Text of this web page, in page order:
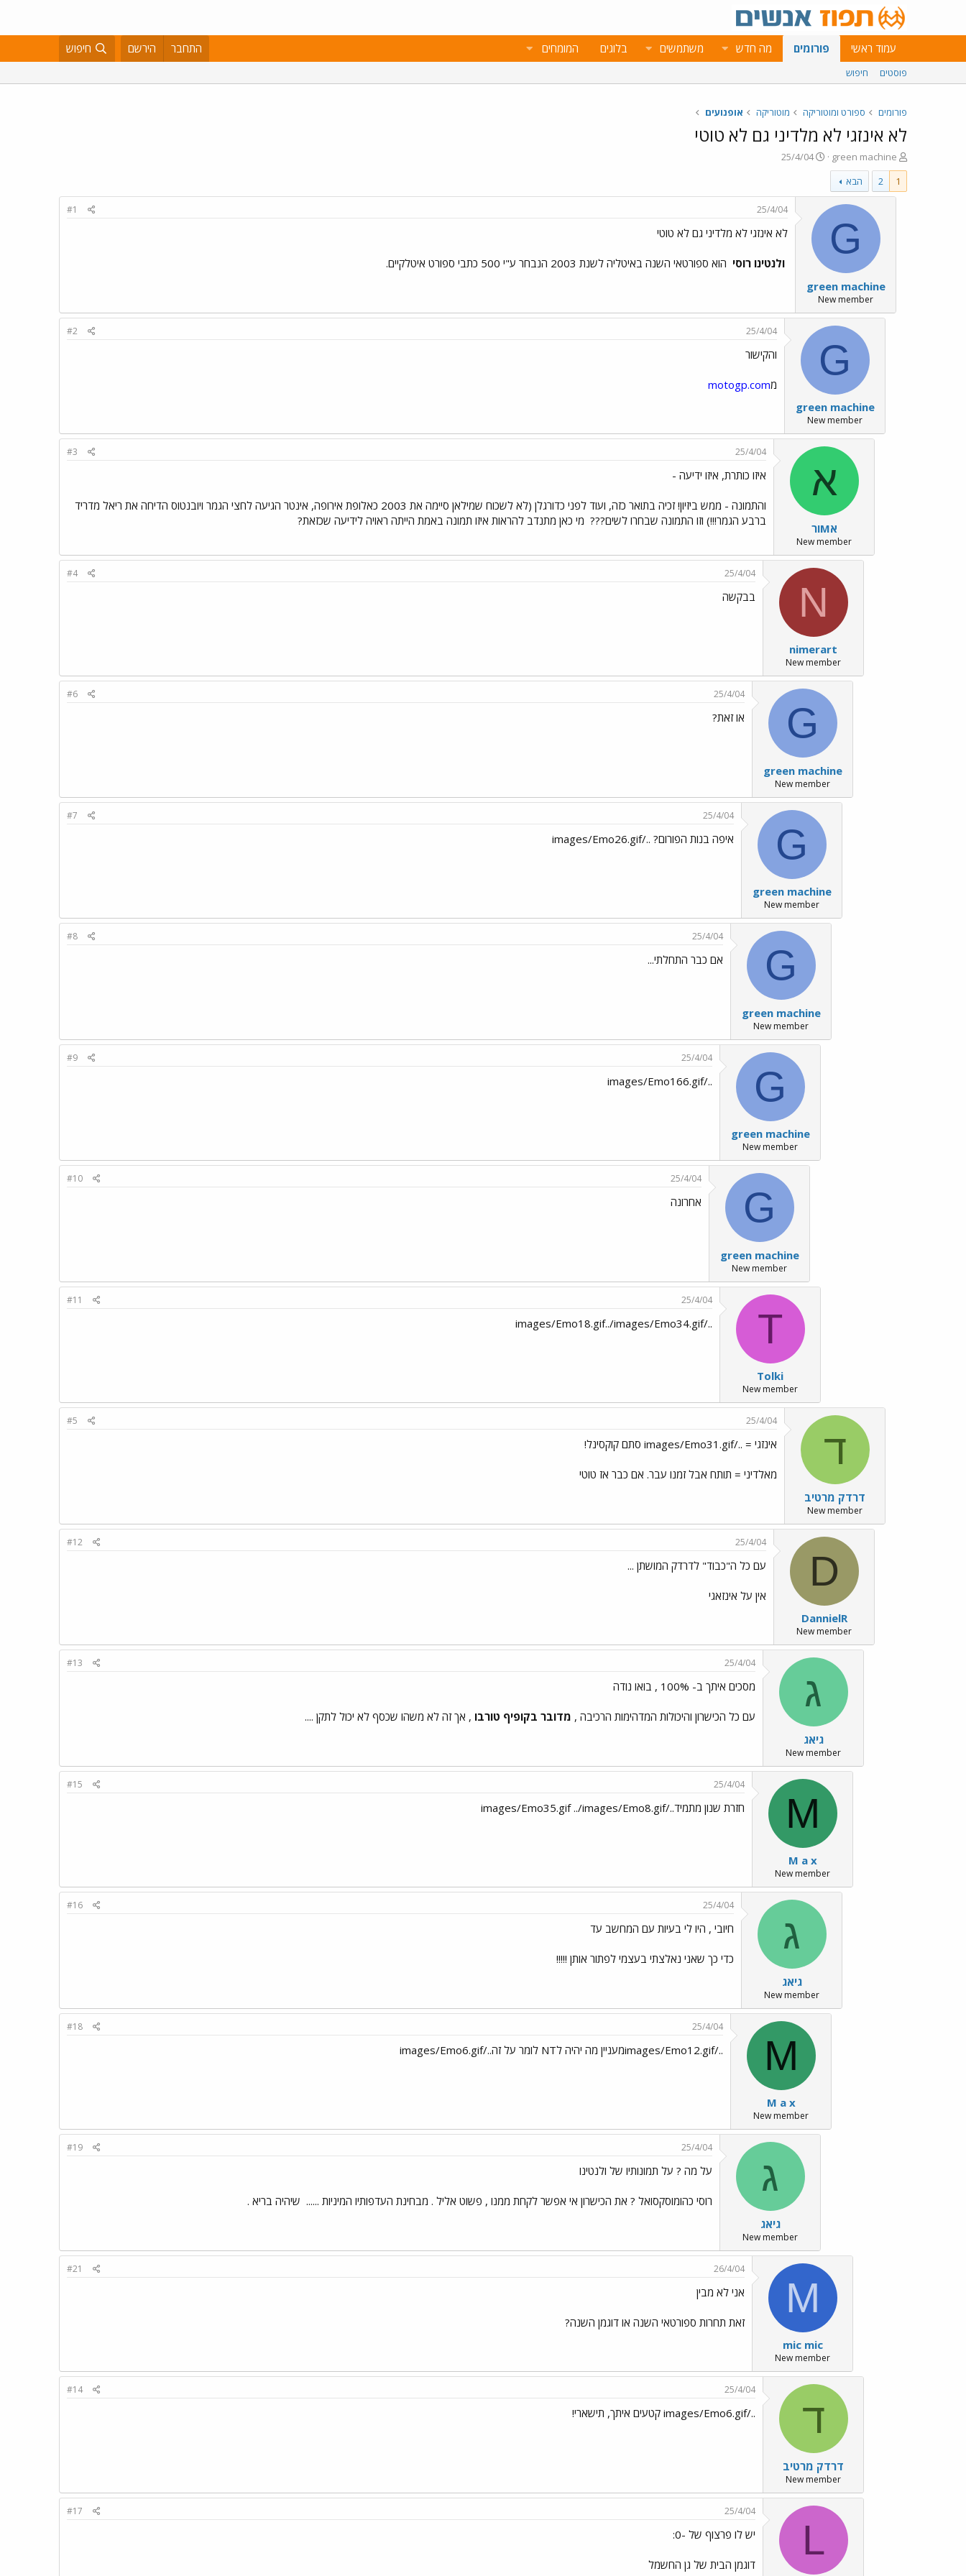
עמוד ראשי פורומים מה חדש משתמשים בלוגים המומחים התחבר הירשם חיפוש
פוסטים חיפוש
פורומים ספורט ומוטוריקה מוטוריקה אופנועים
לא אינזגי לא מלדיני גם לא טוטי
פ
ו
ת
ח
green machine
פ
ס
ת
א
ך
25/4/04
1
2 הבא
G
green machine
New member
25/4/04
#1
לא אינזגי לא מלדיני גם לא טוטי
ולנטינו רוסי הוא ספורטאי השנה באיטליה לשנת 2003 הנבחר ע"י 500 כתבי ספורט איטלקיים.
G
green machine
New member
25/4/04
#2
והקישור
מmotogp.com
א
אMור
New member
25/4/04
#3
איזו כותרת, איזו ידיעה -
והתמונה - ממש ביזיון! זכיה בתואר כזה, ועוד לפני כדורגלן (לא לשכוח שמילאן סיימה את 2003 כאלופת אירופה, אינטר הגיעה לחצי הגמר ויובנטוס הדיחה את ריאל מדריד
ברבע הגמר!!!) וזו התמונה שבחרו לשים??? מי כאן מתנדב להראות איזו תמונה באמת הייתה ראויה לידיעה שכזאת?
N
nimerart
New member
25/4/04
#4
בבקשה
G
green machine
New member
25/4/04
#6
או זאת?
G
green machine
New member
25/4/04
#7
איפה בנות הפורום? ../images/Emo26.gif
G
green machine
New member
25/4/04
#8
אם כבר התחלתי...
G
green machine
New member
25/4/04
#9
../images/Emo166.gif
G
green machine
New member
25/4/04
#10
אחרונה
T
Tolki
New member
25/4/04
#11
../images/Emo18.gif../images/Emo34.gif
ד
דרדק מרטיב
New member
25/4/04
#5
אינזגי = ../images/Emo31.gif סתם קוקסינל!
מאלדיני = תותח אבל זמנו עבר. אם כבר אז טוטי
D
DannielR
New member
25/4/04
#12
עם כל ה"כבוד" לדרדק המושתן ...
אין על אינזאגי
ג
גיאג
New member
25/4/04
#13
מסכים איתך ב- 100% , בואו נודה
עם כל הכישרון והיכולות המדהימות הרכיבה , מדובר בקופיף טורבו , אך זה לא משהו שכסף לא יכול לתקן ....
M
M a x
New member
25/4/04
#15
חזרת שנון מתמיד../images/Emo35.gif ../images/Emo8.gif
ג
גיאג
New member
25/4/04
#16
חיובי , היו לי בעיות עם המחשב עד
כדי כך שאני נאלצתי בעצמי לפתור אותן !!!!!
M
M a x
New member
25/4/04
#18
../images/Emo12.gifמעניין מה יהיה לNT לומר על זה../images/Emo6.gif
ג
גיאג
New member
25/4/04
#19
על מה ? על תמונותיו של ולנטינו
רוסי כהומוסקסואל ? את הכישרון אי אפשר לקחת ממנו , פשוט אליל . מבחינת העדפותיו המיניות ...... שיהיה בריא .
M
mic mic
New member
26/4/04
#21
אני לא מבין
זאת תחרות ספורטאי השנה או דוגמן השנה?
ד
דרדק מרטיב
New member
25/4/04
#14
../images/Emo6.gif קטעים איתך, תישארי!
L
25/4/04
#17
יש לו פרצוף של -0:
דוגמן הבית של גן החשמל